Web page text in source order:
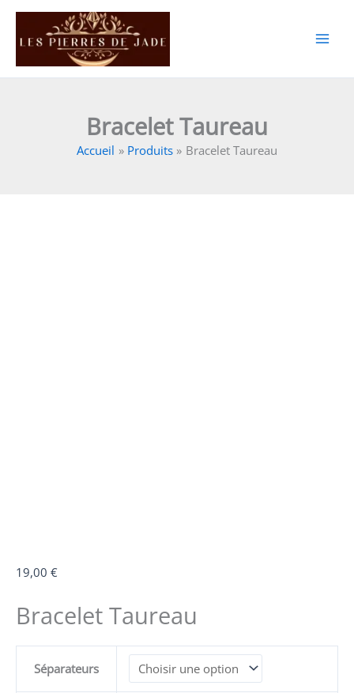
Aller
contenu
Bracelet Taureau
Accueil Produits Bracelet Taureau
19,00 €
Bracelet Taureau
Séparateurs
quantité
Bracelet
Taureau